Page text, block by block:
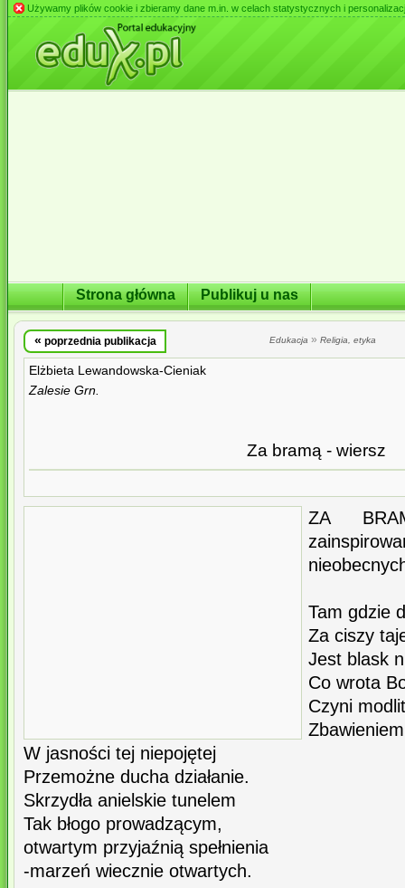
Używamy plików cookie i zbieramy dane m.in. w celach statystycznych i
Strona główna Publikuj u nas
« poprzednia publikacja Edukacja » Religia, etyka
Elżbieta Lewandowska-Cieniak
Zalesie Grn.
Za bramą - wiersz
ZA
Tam gdzie
Za ciszy
Jest blask
Co wrota
Czyni
W jasności tej niepojętej
Przemożne ducha działanie.
Skrzydła anielskie tunelem
Tak błogo prowadzącym,
otwartym przyjaźnią spełnienia
-marzeń wiecznie otwartych.